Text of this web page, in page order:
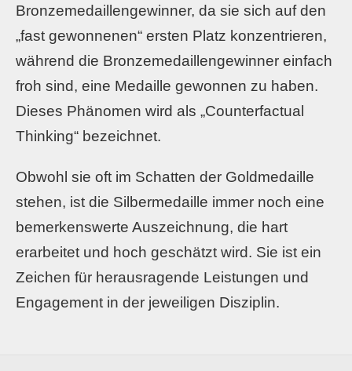
Bronzemedaillengewinner, da sie sich auf den
„fast gewonnenen“ ersten Platz konzentrieren,
während die Bronzemedaillengewinner einfach
froh sind, eine Medaille gewonnen zu haben.
Dieses Phänomen wird als „Counterfactual
Thinking“ bezeichnet.
Obwohl sie oft im Schatten der Goldmedaille
stehen, ist die Silbermedaille immer noch eine
bemerkenswerte Auszeichnung, die hart
erarbeitet und hoch geschätzt wird. Sie ist ein
Zeichen für herausragende Leistungen und
Engagement in der jeweiligen Disziplin.